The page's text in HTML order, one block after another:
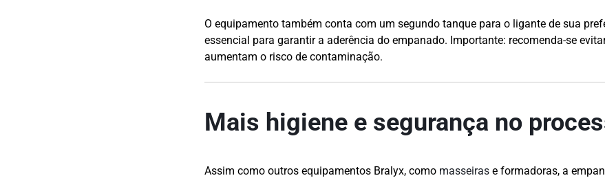
O equipamento também conta com um segundo tanque para o ligante de sua
essencial para garantir a aderência do empanado. Importante: recomenda-se
aumentam o risco de contaminação.
Mais higiene e segurança no
Assim como outros equipamentos Bralyx, como masseiras e formadoras, a